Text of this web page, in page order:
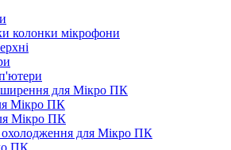
колонки мікрофони
для Мікро ПК
Мікро ПК
Мікро ПК
охолодження для Мікро ПК
ПК